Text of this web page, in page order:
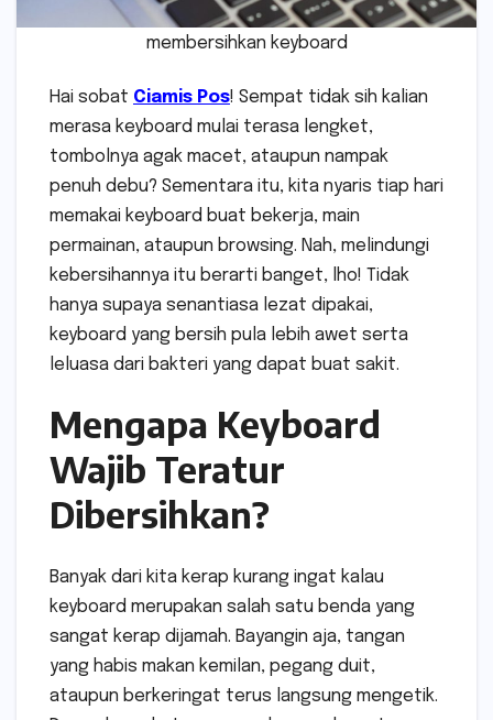
membersihkan keyboard
Hai sobat Ciamis Pos! Sempat tidak sih kalian
merasa keyboard mulai terasa lengket,
tombolnya agak macet, ataupun nampak
penuh debu? Sementara itu, kita nyaris tiap hari
memakai keyboard buat bekerja, main
permainan, ataupun browsing. Nah, melindungi
kebersihannya itu berarti banget, lho! Tidak
hanya supaya senantiasa lezat dipakai,
keyboard yang bersih pula lebih awet serta
leluasa dari bakteri yang dapat buat sakit.
Mengapa Keyboard
Wajib Teratur
Dibersihkan?
Banyak dari kita kerap kurang ingat kalau
keyboard merupakan salah satu benda yang
sangat kerap dijamah. Bayangin aja, tangan
yang habis makan kemilan, pegang duit,
ataupun berkeringat terus langsung mengetik.